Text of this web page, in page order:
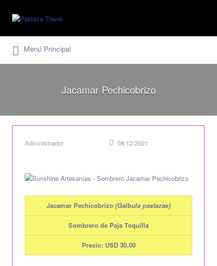
por:
Menú Principal
Jacamar Pechicobrizo
Administrador 08/12/2021
Jacamar Pechicobrizo (Galbula pastazae)
Sombrero de Paja Toquilla
Precio: USD 30,00